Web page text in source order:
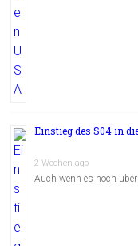
Einstieg des S04 in
2 Wochen ago
Auch wenn es noch